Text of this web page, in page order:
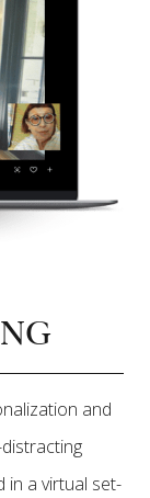
and
in a virtual set-